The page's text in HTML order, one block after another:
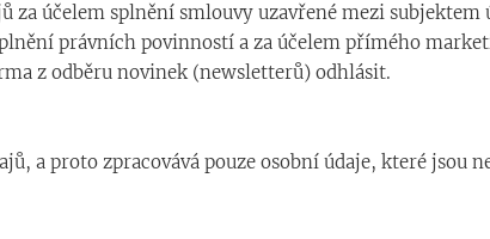
za účelem splnění smlouvy uzavřené mezi
právních povinností a za účelem přímého
z odběru novinek (newsletterů) odhlásit.
a proto zpracovává pouze osobní údaje, které jsou